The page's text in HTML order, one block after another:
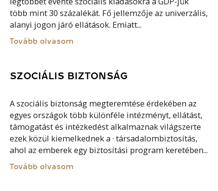
több mint 30 százalékát. Fő jellemzője az univerzális,
alanyi jogon járó ellátások. Emiatt...
Tovább olvasom
SZOCIÁLIS BIZTONSÁG
A szociális biztonság megteremtése érdekében az
egyes országok több különféle intézményt, ellátást,
támogatást és intézkedést alkalmaznak világszerte
ezek közül kiemelkednek a · társadalombiztosítás,
ahol az emberek egy biztosítási program keretében...
Tovább olvasom